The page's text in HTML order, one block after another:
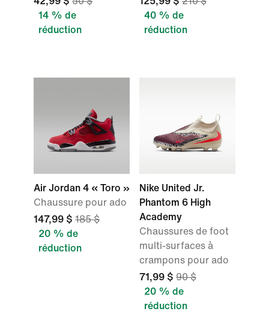
14 % de
réduction
40 % de
réduction
Air Jordan 4 « Toro »
Chaussure pour ado
147,99 $ 185 $
20 % de
réduction
Nike United Jr.
Phantom 6 High
Academy
Chaussures de foot
multi-surfaces à
crampons pour ado
71,99 $ 90 $
20 % de
réduction